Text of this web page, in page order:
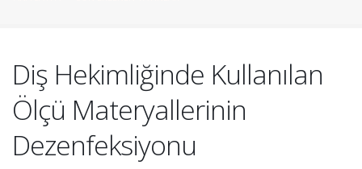
Diş Hekimliğinde Kullanılan
Ölçü Materyallerinin
Dezenfeksiyonu